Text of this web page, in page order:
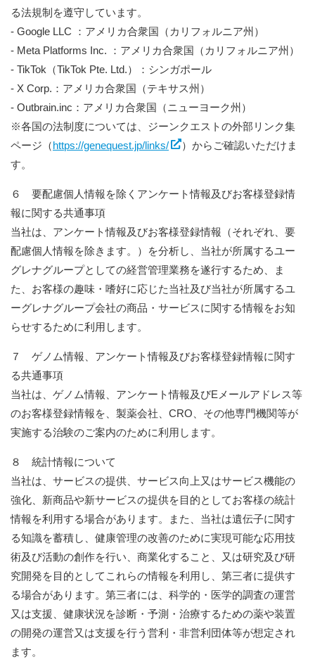
る法規制を遵守しています。
- Google LLC ：アメリカ合衆国（カリフォルニア州）
- Meta Platforms Inc. ：アメリカ合衆国（カリフォルニア州）
- TikTok（TikTok Pte. Ltd.）：シンガポール
- X Corp.：アメリカ合衆国（テキサス州）
- Outbrain.inc：アメリカ合衆国（ニューヨーク州）
※各国の法制度については、ジーンクエストの外部リンク集
ページ（https://genequest.jp/links/
）からご確認いただけま
す。
６ 要配慮個人情報を除くアンケート情報及びお客様登録情
報に関する共通事項
当社は、アンケート情報及びお客様登録情報（それぞれ、要
配慮個人情報を除きます。）を分析し、当社が所属するユー
グレナグループとしての経営管理業務を遂行するため、ま
た、お客様の趣味・嗜好に応じた当社及び当社が所属するユ
ーグレナグループ会社の商品・サービスに関する情報をお知
らせするために利用します。
７ ゲノム情報、アンケート情報及びお客様登録情報に関す
る共通事項
当社は、ゲノム情報、アンケート情報及びEメールアドレス等
のお客様登録情報を、製薬会社、CRO、その他専門機関等が
実施する治験のご案内のために利用します。
８ 統計情報について
当社は、サービスの提供、サービス向上又はサービス機能の
強化、新商品や新サービスの提供を目的としてお客様の統計
情報を利用する場合があります。また、当社は遺伝子に関す
る知識を蓄積し、健康管理の改善のために実現可能な応用技
術及び活動の創作を行い、商業化すること、又は研究及び研
究開発を目的としてこれらの情報を利用し、第三者に提供す
る場合があります。第三者には、科学的・医学的調査の運営
又は支援、健康状況を診断・予測・治療するための薬や装置
の開発の運営又は支援を行う営利・非営利団体等が想定され
ます。